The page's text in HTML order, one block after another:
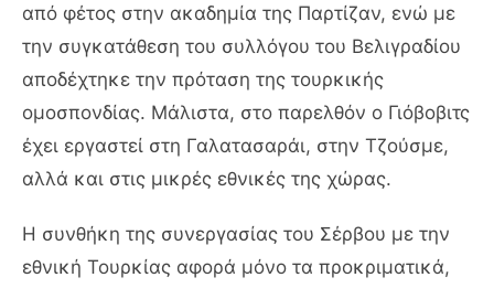
από φέτος στην ακαδημία της Παρτίζαν, ενώ με
την συγκατάθεση του συλλόγου του Βελιγραδίου
αποδέχτηκε την πρόταση της τουρκικής
ομοσπονδίας. Μάλιστα, στο παρελθόν ο Γιόβοβιτς
έχει εργαστεί στη Γαλατασαράι, στην Τζούσμε,
αλλά και στις μικρές εθνικές της χώρας.
Η συνθήκη της συνεργασίας του Σέρβου με την
εθνική Τουρκίας αφορά μόνο τα προκριματικά,